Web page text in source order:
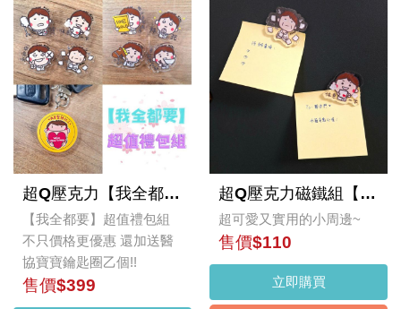
超Q壓克力【我全都要】超值禮包組
【我全都要】超值禮包組
不只價格更優惠 還加送醫
協寶寶鑰匙圈乙個!!
售價$399
超Q壓克力磁鐵組【資深社畜】
超可愛又實用的小周邊~
售價$110
立即購買